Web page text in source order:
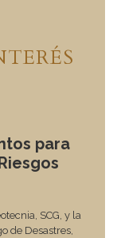
para
SCG, y la
de Desastres,